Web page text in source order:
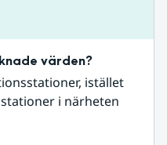
värden?
istället
i närheten